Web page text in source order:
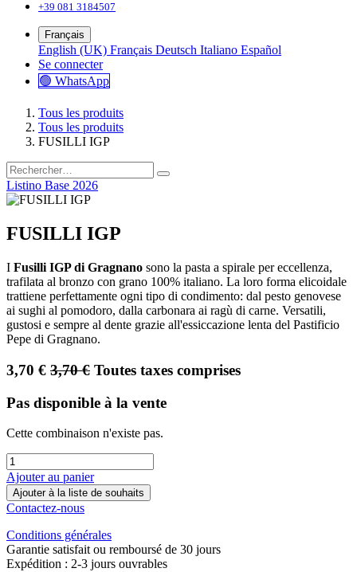
+39 081 3184507
Français
English (UK) Français Deutsch Italiano Español
Se connecter
🟢 WhatsApp
Tous les produits
Tous les produits
FUSILLI IGP
Listino Base 2026
FUSILLI IGP
I Fusilli IGP di Gragnano sono la pasta a spirale per eccellenza,
trafilata al bronzo con grano 100% italiano. La loro forma elicoidale
trattiene perfettamente ogni tipo di condimento: dal pesto genovese
ai sughi al pomodoro, dalla carbonara ai ragù di carne. Versatili,
gustosi e sempre al dente grazie all'essiccazione lenta del Pastificio
Pepe di Gragnano.
3,70 € 3,70€ Toutes taxes comprises
Pas disponible à la vente
Cette combinaison n'existe pas.
Ajouter au panier
Ajouter à la liste de souhaits
Contactez-nous
Conditions générales
Garantie satisfait ou remboursé de 30 jours
Expédition : 2-3 jours ouvrables